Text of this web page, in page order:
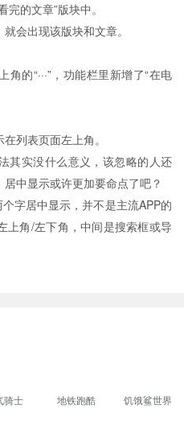
的文章”版块中。
会出现该版块和文章。
的“···”，功能栏里新增了“在电
列表页面左上角。
其实没什么意义，该忽略的人还
中显示或许更加要命点了吧？
字居中显示，并不是主流APP的
上角/左下角，中间是搜索框或导
骑士 地铁跑酷 饥饿鲨世界